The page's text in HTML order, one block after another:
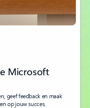
Microsoft
geef feedback en maak
op jouw succes.